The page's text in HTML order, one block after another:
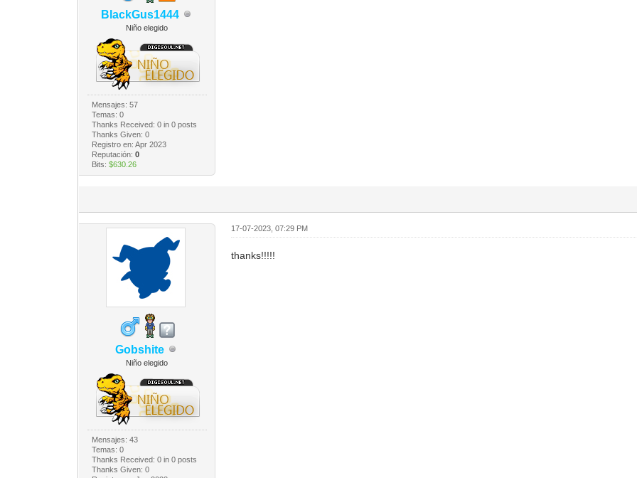
BlackGus1444
Niño elegido
Mensajes: 57
Temas: 0
Thanks Received: 0in 0 posts
Thanks Given: 0
Registro en: Apr 2023
Reputación: 0
Bits: $630.26
Gobshite
Niño elegido
Mensajes: 43
Temas: 0
Thanks Received: 0in 0 posts
Thanks Given: 0
17-07-2023, 07:29 PM
thanks!!!!!